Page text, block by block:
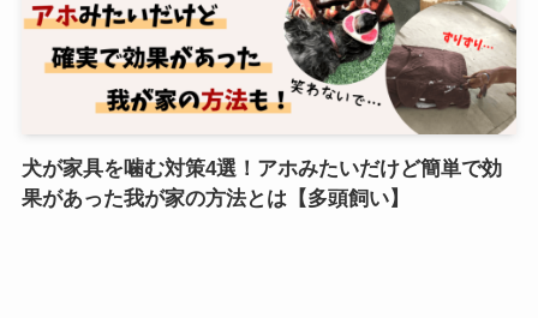
犬が家具を噛む対策4選！アホみたいだけど簡単で効
果があった我が家の方法とは【多頭飼い】